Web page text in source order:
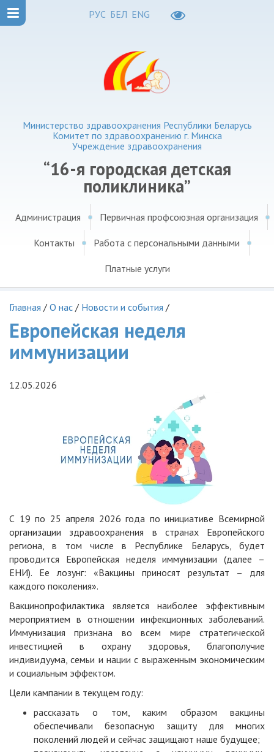
РУС БЕЛ ENG
Министерство здравоохранения Республики Беларусь
Комитет по здравоохранению г. Минска
Учреждение здравоохранения
“16-я городская детская
поликлиника”
Администрация Первичная профсоюзная организация
Контакты Работа с персональными данными
Платные услуги
Главная / О нас / Новости и события /
Европейская неделя
иммунизации
12.05.2026
С 19 по 25 апреля 2026 года по инициативе Всемирной
организации здравоохранения в странах Европейского
региона, в том числе в Республике Беларусь, будет
проводится Европейская неделя иммунизации (далее –
ЕНИ). Ее лозунг: «Вакцины приносят результат – для
каждого поколения».
Вакцинопрофилактика является наиболее эффективным
мероприятием в отношении инфекционных заболеваний.
Иммунизация признана во всем мире стратегической
инвестицией в охрану здоровья, благополучие
индивидуума, семьи и нации с выраженным экономическим
и социальным эффектом.
Цели кампании в текущем году:
рассказать о том, каким образом вакцины
обеспечивали безопасную защиту для многих
поколений людей и сейчас защищают наше будущее;